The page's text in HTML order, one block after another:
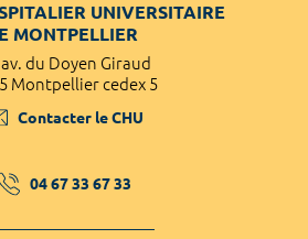
UNIVERSITAIRE
MONTPELLIER
du Doyen Giraud
Montpellier cedex 5
Contacter le CHU
04 67 33 67 33